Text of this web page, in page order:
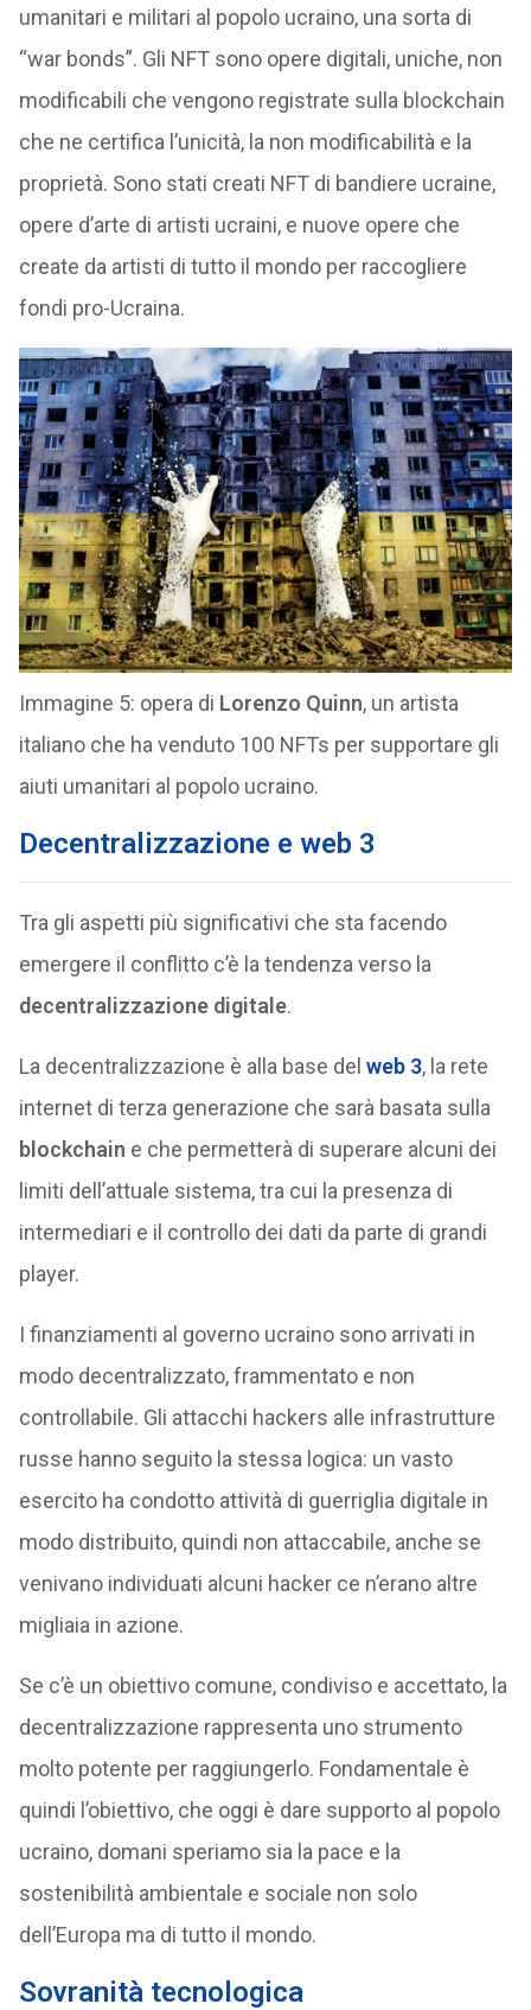
umanitari e militari al popolo ucraino, una sorta di
“war bonds”. Gli NFT sono opere digitali, uniche, non
modificabili che vengono registrate sulla blockchain
che ne certifica l’unicità, la non modificabilità e la
proprietà. Sono stati creati NFT di bandiere ucraine,
opere d’arte di artisti ucraini, e nuove opere che
create da artisti di tutto il mondo per raccogliere
fondi pro-Ucraina.
Immagine 5: opera di Lorenzo Quinn, un artista
italiano che ha venduto 100 NFTs per supportare gli
aiuti umanitari al popolo ucraino.
Decentralizzazione e web 3
Tra gli aspetti più significativi che sta facendo
emergere il conflitto c’è la tendenza verso la
decentralizzazione digitale.
La decentralizzazione è alla base del web 3, la rete
internet di terza generazione che sarà basata sulla
blockchain e che permetterà di superare alcuni dei
limiti dell’attuale sistema, tra cui la presenza di
intermediari e il controllo dei dati da parte di grandi
player.
I finanziamenti al governo ucraino sono arrivati in
modo decentralizzato, frammentato e non
controllabile. Gli attacchi hackers alle infrastrutture
russe hanno seguito la stessa logica: un vasto
esercito ha condotto attività di guerriglia digitale in
modo distribuito, quindi non attaccabile, anche se
venivano individuati alcuni hacker ce n’erano altre
migliaia in azione.
Se c’è un obiettivo comune, condiviso e accettato, la
decentralizzazione rappresenta uno strumento
molto potente per raggiungerlo. Fondamentale è
quindi l’obiettivo, che oggi è dare supporto al popolo
ucraino, domani speriamo sia la pace e la
sostenibilità ambientale e sociale non solo
dell’Europa ma di tutto il mondo.
Sovranità tecnologica